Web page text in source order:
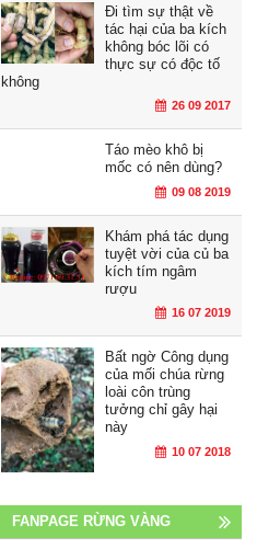
Đi tìm sự thật về
tác hại của ba kích
không bóc lõi có
thực sự có độc tố
không
26 09 2017
Táo mèo khô bị
mốc có nên dùng?
09 08 2019
Khám phá tác dụng
tuyệt vời của củ ba
kích tím ngâm
rượu
16 07 2019
Bất ngờ Công dụng
của mối chúa rừng
loài côn trùng
tưởng chỉ gây hại
này
10 07 2018
FANPAGE RỪNG VÀNG